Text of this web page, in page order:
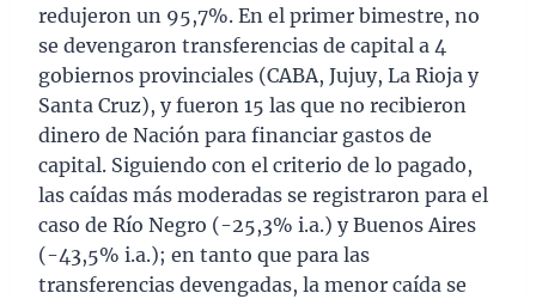
redujeron un 95,7%. En el primer bimestre, no
se devengaron transferencias de capital a 4
gobiernos provinciales (CABA, Jujuy, La Rioja y
Santa Cruz), y fueron 15 las que no recibieron
dinero de Nación para financiar gastos de
capital. Siguiendo con el criterio de lo pagado,
las caídas más moderadas se registraron para el
caso de Río Negro (-25,3% i.a.) y Buenos Aires
(-43,5% i.a.); en tanto que para las
transferencias devengadas, la menor caída se